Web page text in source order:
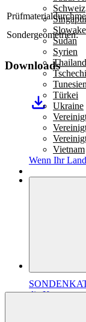
Schweiz
Sudan
Syrien
Thailand
Tunesien
Türkei
Ukraine
Vietnam
Wenn Ihr
Sondergeometrien:
Downloads
die